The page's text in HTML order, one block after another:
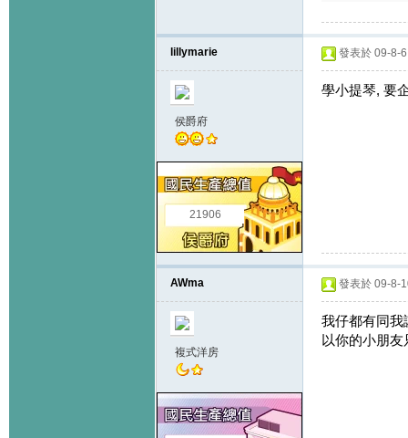
lillymarie
侯爵府
21906
發表於 09-8-
學小提琴, 要
AWma
複式洋房
發表於 09-8-
我仔都有同我
以你的小朋